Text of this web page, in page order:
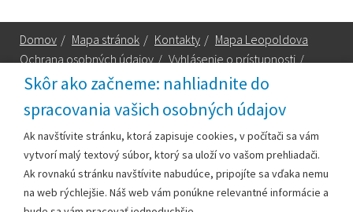
Skôr ako začneme: nahliadnite do
spracovania vašich osobných údajov
Ak navštívite stránku, ktorá zapisuje cookies, v počítači sa vám
vytvorí malý textový súbor, ktorý sa uloží vo vašom prehliadači.
Ak rovnakú stránku navštívite nabudúce, pripojíte sa vďaka nemu
na web rýchlejšie. Náš web vám ponúkne relevantné informácie a
Domov / Mapa stránok / Kontakty / Mapa Leopoldova
Ochrana osobných údajov / Vyhlásenie o prístupnosti /
Technická podpora
Mestský úrad Leopoldov
Hlohovská cesta 1818/2A
920 41 Leopoldov